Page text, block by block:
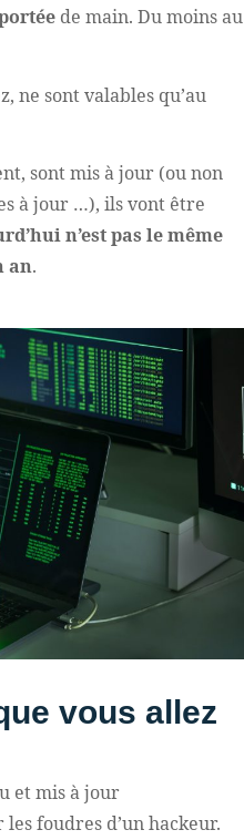
de main. Du moins au
ne sont valables qu’au
sont mis à jour (ou non
à jour …), ils vont être
n’est pas le même
an.
vous allez
et mis à jour
foudres d’un hackeur.